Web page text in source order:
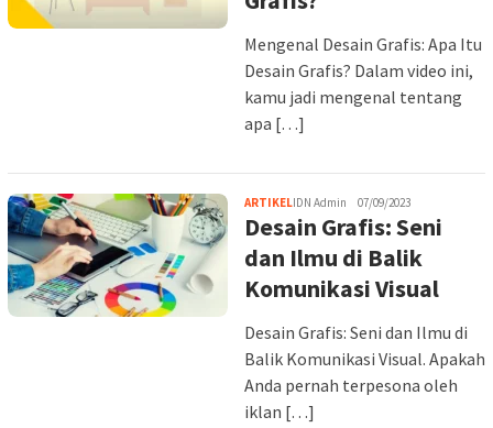
Mengenal Desain Grafis: Apa Itu
Desain Grafis? Dalam video ini,
kamu jadi mengenal tentang
apa […]
ARTIKELIDN Admin 07/09/2023
Desain Grafis: Seni
dan Ilmu di Balik
Komunikasi Visual
Desain Grafis: Seni dan Ilmu di
Balik Komunikasi Visual. Apakah
Anda pernah terpesona oleh
iklan […]